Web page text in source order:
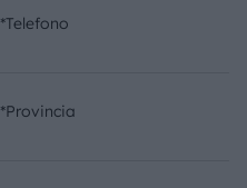
*Telefono
*Provincia